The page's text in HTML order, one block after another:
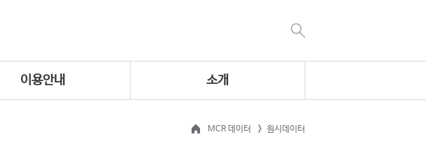
이용안내 소개
MCR 데이터 원시데이터